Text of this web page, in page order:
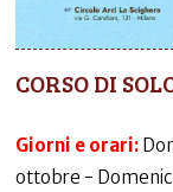
CORSO DI
Giorni e orari:
ottobre -